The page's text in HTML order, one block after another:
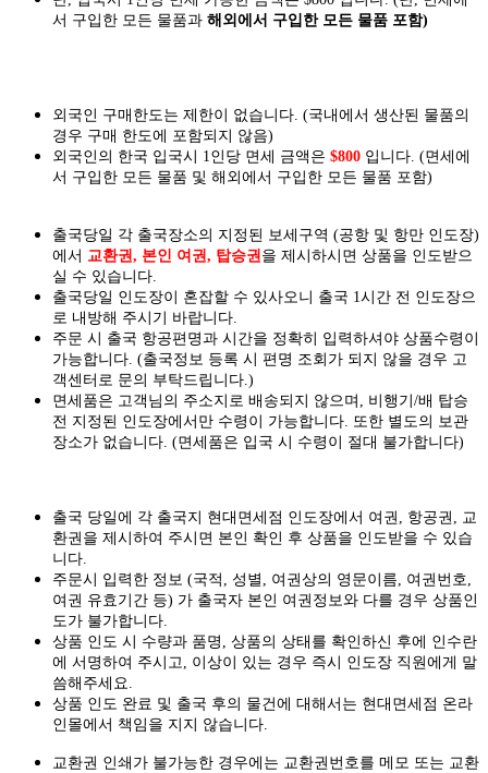
서 구입한 모든 물품과 해외에서 구입한 모든 물품 포함)
외국인 구매한도는 제한이 없습니다. (국내에서 생산된 물품의
경우 구매 한도에 포함되지 않음)
외국인의 한국 입국시 1인당 면세 금액은 $800 입니다. (면세에
서 구입한 모든 물품 및 해외에서 구입한 모든 물품 포함)
출국당일 각 출국장소의 지정된 보세구역 (공항 및 항만 인도장)
에서 교환권, 본인 여권, 탑승권 을 제시하시면 상품을 인도 받으
실 수 있습니다.
출국당일 인도장이 혼잡할 수 있사오니 출국 1시간 전 인도장으
로 내방해 주시기 바랍니다.
주문 시 출국 항공편명과 시간을 정확히 입력하셔야 상품수령이
가능합니다. (출국정보 등록 시 편명 조회가 되지 않을 경우 고
객센터로 문의 부탁드립니다.)
면세품은 고객님의 주소지로 배송되지 않으며, 비행기/배 탑승
전 지정된 인도장에서만 수령이 가능합니다. 또한 별도의 보관
장소가 없습니다. (면세품은 입국 시 수령이 절대 불가합니다)
출국 당일에 각 출국지 현대면세점 인도장에서 여권, 항공권, 교
환권을 제시하여 주시면 본인 확인 후 상품을 인도받을 수 있습
니다.
주문시 입력한 정보 (국적, 성별, 여권상의 영문이름, 여권번호,
여권 유효기간 등) 가 출국자 본인 여권정보와 다를 경우 상품인
도가 불가합니다.
상품 인도 시 수량과 품명, 상품의 상태를 확인하신 후에 인수란
에 서명하여 주시고, 이상이 있는 경우 즉시 인도장 직원에게 말
씀해주세요.
상품 인도 완료 및 출국 후의 물건에 대해서는 현대면세점 온라
인몰에서 책임을 지지 않습니다.
교환권 인쇄가 불가능한 경우에는 교환권번호를 메모 또는 교환